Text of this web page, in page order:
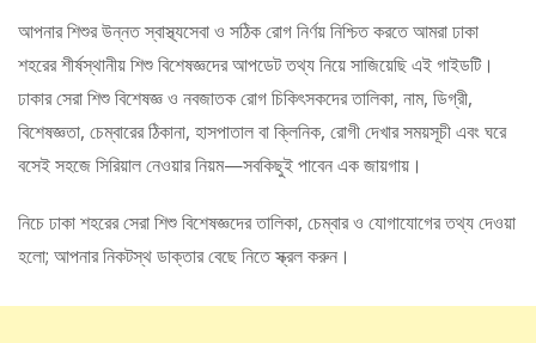
আপনার শিশুর উন্নত স্বাস্থ্যসেবা ও সঠিক রোগ নির্ণয় নিশ্চিত করতে আমরা ঢাকা
শহরের শীর্ষস্থানীয় শিশু বিশেষজ্ঞদের আপডেট তথ্য নিয়ে সাজিয়েছি এই গাইডটি।
ঢাকার সেরা শিশু বিশেষজ্ঞ ও নবজাতক রোগ চিকিৎসকদের তালিকা, নাম, ডিগ্রী,
বিশেষজ্ঞতা, চেম্বারের ঠিকানা, হাসপাতাল বা ক্লিনিক, রোগী দেখার সময়সূচী এবং ঘরে
বসেই সহজে সিরিয়াল নেওয়ার নিয়ম—সবকিছুই পাবেন এক জায়গায়।
নিচে ঢাকা শহরের সেরা শিশু বিশেষজ্ঞদের তালিকা, চেম্বার ও যোগাযোগের তথ্য দেওয়া
হলো; আপনার নিকটস্থ ডাক্তার বেছে নিতে স্ক্রল করুন।